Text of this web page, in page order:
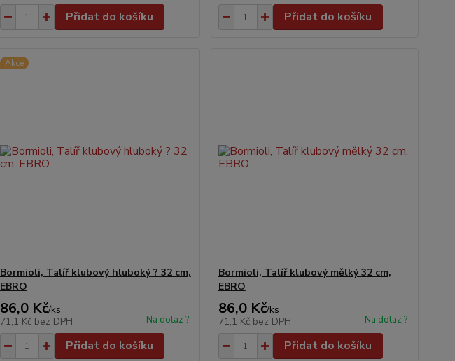
Přidat do košíku Přidat do košíku
Akce
Bormioli, Talíř klubový hluboký ? 32 cm,
EBRO
86,0 Kč/ks
71,1 Kč bez DPH Na dotaz ?
Přidat do košíku
Bormioli, Talíř klubový mělký 32 cm,
EBRO
86,0 Kč/ks
71,1 Kč bez DPH Na dotaz ?
Přidat do košíku